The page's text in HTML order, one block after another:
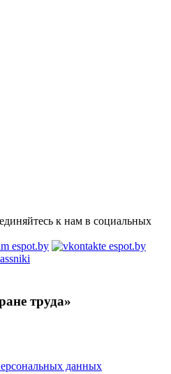
к нам в социальных
труда»
данных